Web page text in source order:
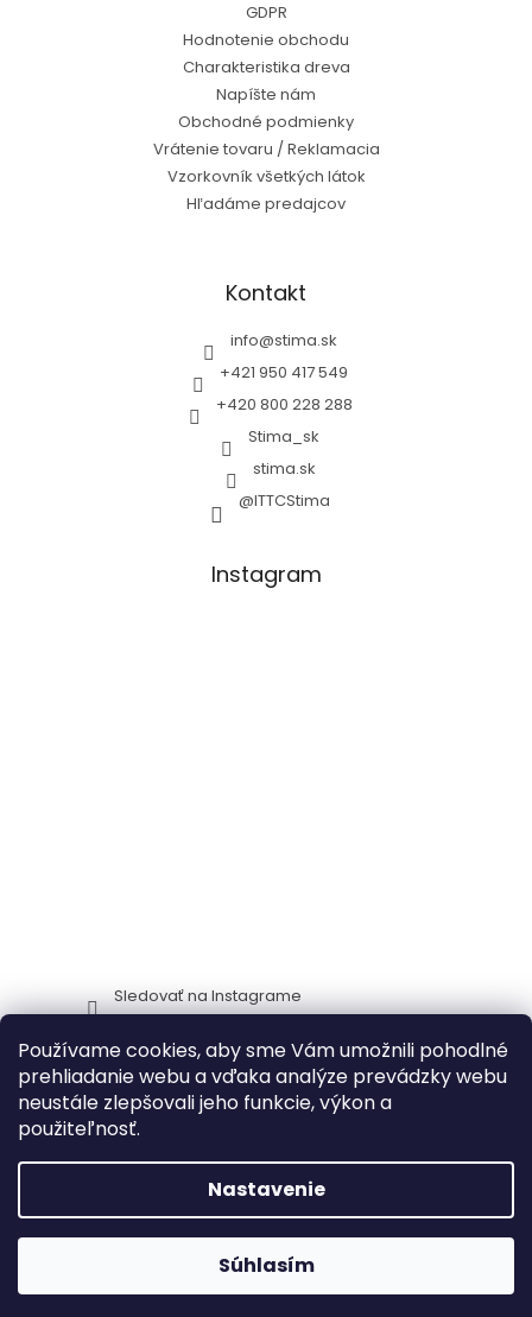
Používame cookies, aby sme Vám umožnili pohodlné
prehliadanie webu a vďaka analýze prevádzky webu
neustále zlepšovali jeho funkcie, výkon a
použiteľnosť.
Nastavenie
Súhlasím
až do 30 %!NAKUPOVAŤ
GDPR
Hodnotenie obchodu
Charakteristika dreva
Napíšte nám
Obchodné podmienky
Vrátenie tovaru / Reklamacia
Vzorkovník všetkých látok
Hľadáme predajcov
Kontakt
info@stima.sk
+421 950 417 549
+420 800 228 288
Stima_sk
stima.sk
@ITTCStima
Instagram
Sledovať na Instagrame
Stima CZ Zidlestoly_cz
Vytvoril Shoptet
Upraviť nastavenie cookies